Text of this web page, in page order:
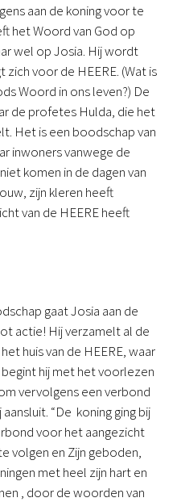
aan de koning voor te
het Woord van God op
wel op Josia. Hij wordt
voor de HEERE. (Wat is
Woord in ons leven?) De
de profetes Hulda, die het
Het is een boodschap van
inwoners vanwege de
komen in de dagen van
zijn kleren heeft
van de HEERE heeft
gaat Josia aan de
actie! Hij verzamelt al de
huis van de HEERE, waar
begint hij met het voorlezen
vervolgens een verbond
“De koning ging bij
voor het aangezicht
volgen en Zijn geboden,
met heel zijn hart en
, door de woorden van